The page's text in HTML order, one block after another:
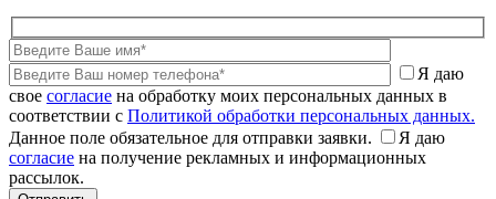
Я даю
свое согласие на обработку моих персональных данных в
соответствии с Политикой обработки персональных данных.
Данное поле обязательное для отправки заявки.
Я даю
согласие на получение рекламных и информационных
рассылок.